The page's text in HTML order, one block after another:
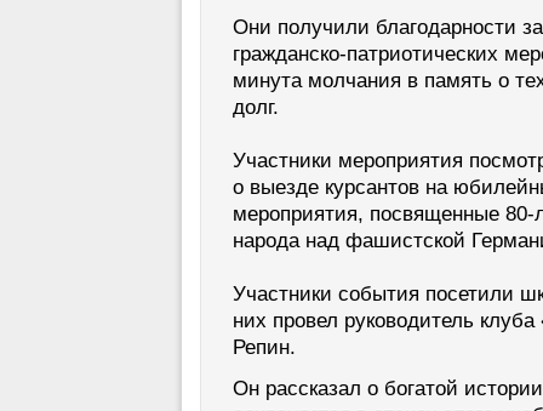
Они получили благодарности
гражданско-патриотических
минута молчания в память о
долг.
Участники мероприятия
о выезде курсантов на
мероприятия, посвященные 80-
народа над фашистской
Участники события посетили
них провел руководитель
Репин.
Он рассказал о богатой